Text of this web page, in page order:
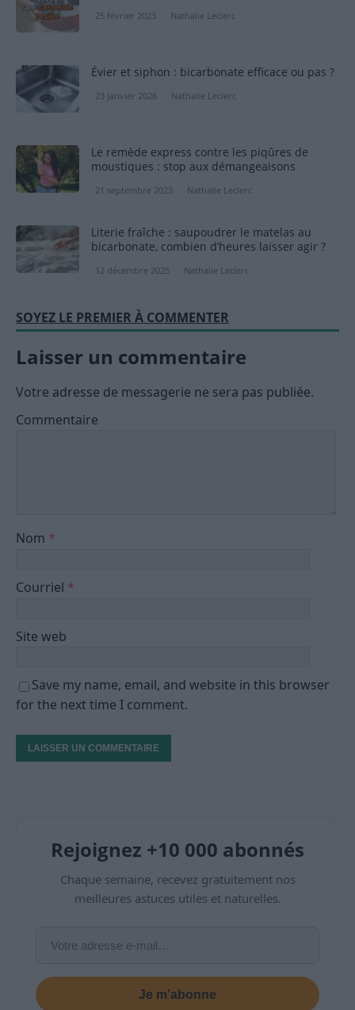
25 février 2023 Nathalie Leclerc
Évier et siphon : bicarbonate efficace ou pas ?
23 janvier 2026 Nathalie Leclerc
Le remède express contre les piqûres de
moustiques : stop aux démangeaisons
21 septembre 2023 Nathalie Leclerc
Literie fraîche : saupoudrer le matelas au
bicarbonate, combien d’heures laisser agir ?
12 décembre 2025 Nathalie Leclerc
SOYEZ LE PREMIER À COMMENTER
Laisser un commentaire
Votre adresse de messagerie ne sera pas publiée.
Commentaire
Nom *
Courriel *
Site web
Save my name, email, and website in this browser
for the next time I comment.
Rejoignez +10 000 abonnés
Chaque semaine, recevez gratuitement nos
meilleures astuces utiles et naturelles.
Je m’abonne